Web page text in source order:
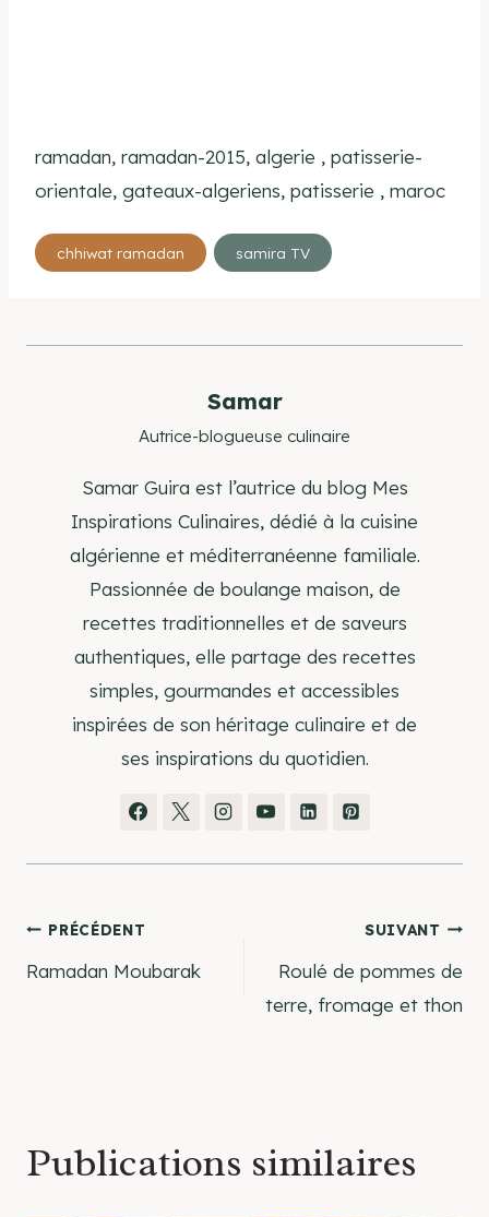
ramadan, ramadan-2015, algerie , patisserie-
orientale, gateaux-algeriens, patisserie , maroc
Étiquettes
de
publication :
chhiwat ramadan samira TV
Samar
Autrice-blogueuse culinaire
Samar Guira est l’autrice du blog Mes
Inspirations Culinaires, dédié à la cuisine
algérienne et méditerranéenne familiale.
Passionnée de boulange maison, de
recettes traditionnelles et de saveurs
authentiques, elle partage des recettes
simples, gourmandes et accessibles
inspirées de son héritage culinaire et de
ses inspirations du quotidien.
Navigation
PRÉCÉDENT
Ramadan Moubarak
SUIVANT
Roulé de pommes de
terre, fromage et thon
Publications similaires